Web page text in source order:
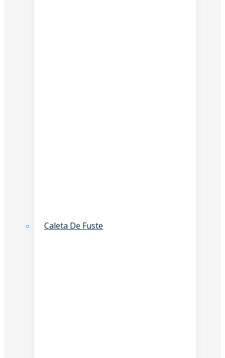
Caleta De Fuste